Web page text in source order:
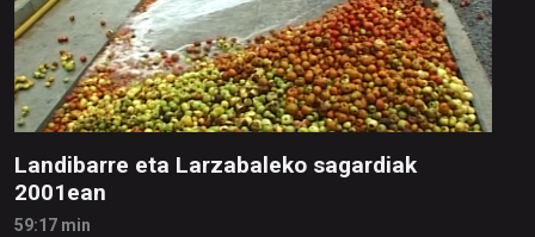
Landibarre eta Larzabaleko sagardiak
2001ean
59:17 min